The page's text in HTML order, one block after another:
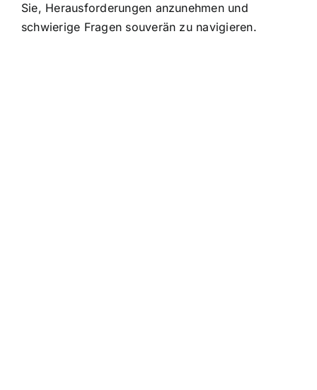
Sie, Herausforderungen anzunehmen und
schwierige Fragen souverän zu navigieren.